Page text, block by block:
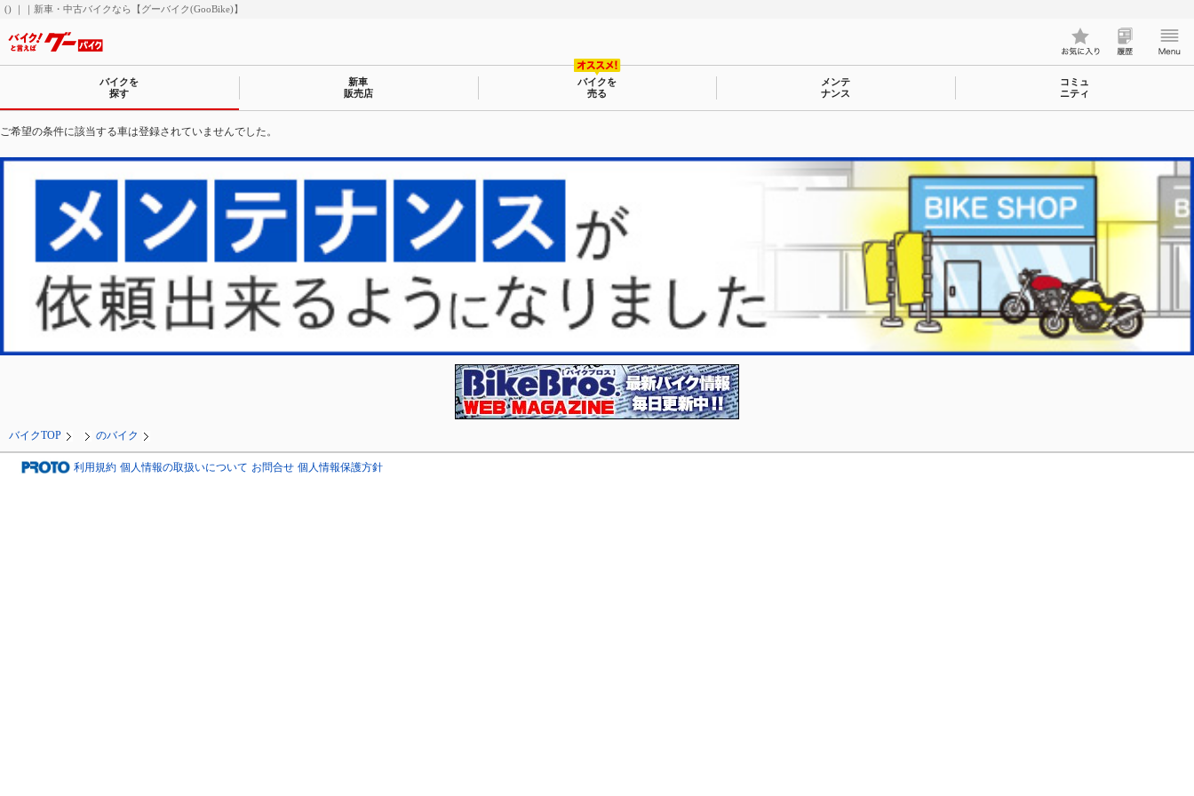
() ｜｜新車・中古バイクなら【グーバイク(GooBike)】
バイクを
探す
新車
販売店
バイクを
売る
メンテ
ナンス
コミュ
ニティ
ご希望の条件に該当する車は登録されていませんでした。
バイクTOP のバイク
利用規約 個人情報の取扱いについて お問合せ 個人情報保護方針